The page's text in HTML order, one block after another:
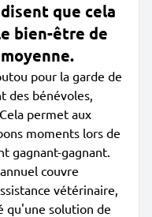
que cela
bien-être de
pour la garde de
des bénévoles,
permet aux
moments lors de
gagnant-gagnant.
couvre
vétérinaire,
qu'une solution de